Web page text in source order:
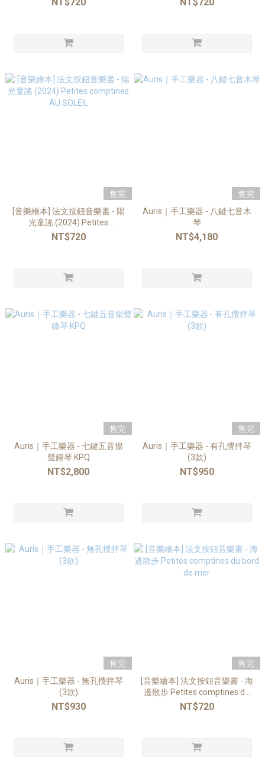
售完
[音樂繪本] 法文按鈕音樂書 - 陽
光童謠 (2024) Petites
comptines AU SOLEIL
NT$720
售完
Auris｜手工樂器 - 八鍵七音木
琴
NT$4,180
售完
Auris｜手工樂器 - 七鍵五音揚
聲鐘琴 KPQ
NT$2,800
售完
Auris｜手工樂器 - 有孔攪拌琴
(3款)
NT$950
售完
Auris｜手工樂器 - 無孔攪拌琴
(3款)
NT$930
售完
[音樂繪本] 法文按鈕音樂書 - 海
邊散步 Petites comptines du
bord de mer
NT$720